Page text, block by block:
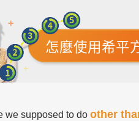
怎麼使用希平
we supposed to doother